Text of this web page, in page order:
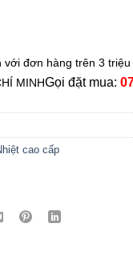
với đơn hàng trên 3
MINHGọi đặt mua:
cao cấp